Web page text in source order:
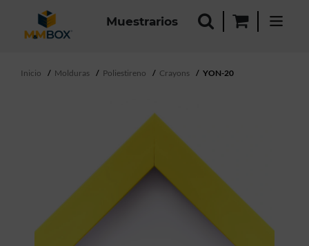
Muestrarios
Inicio Molduras Poliestireno Crayons YON-20